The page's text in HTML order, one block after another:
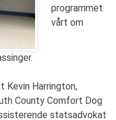
programmet
vårt om
Kevin Harrington,
County Comfort Dog
statsadvokat